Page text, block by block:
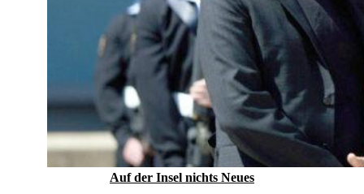
Auf der Insel nichts Neues